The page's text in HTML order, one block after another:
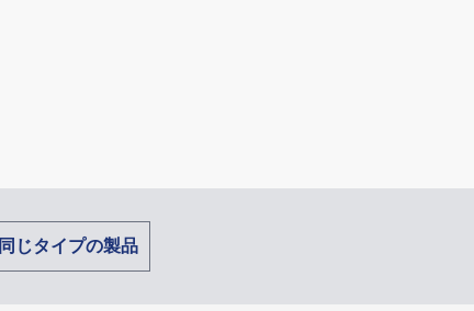
同じタイプの製品